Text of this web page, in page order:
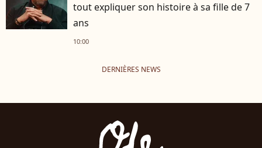
tout expliquer son histoire à sa fille de 7
ans
10:00
DERNIÈRES NEWS